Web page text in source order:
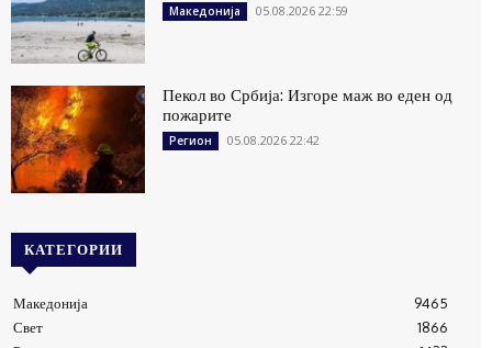
Македонија 05.08.2026 22:59
Пекол во Србија: Изгоре маж во еден од
пожарите
Регион 05.08.2026 22:42
КАТЕГОРИИ
Македонија
9465
Свет
1866